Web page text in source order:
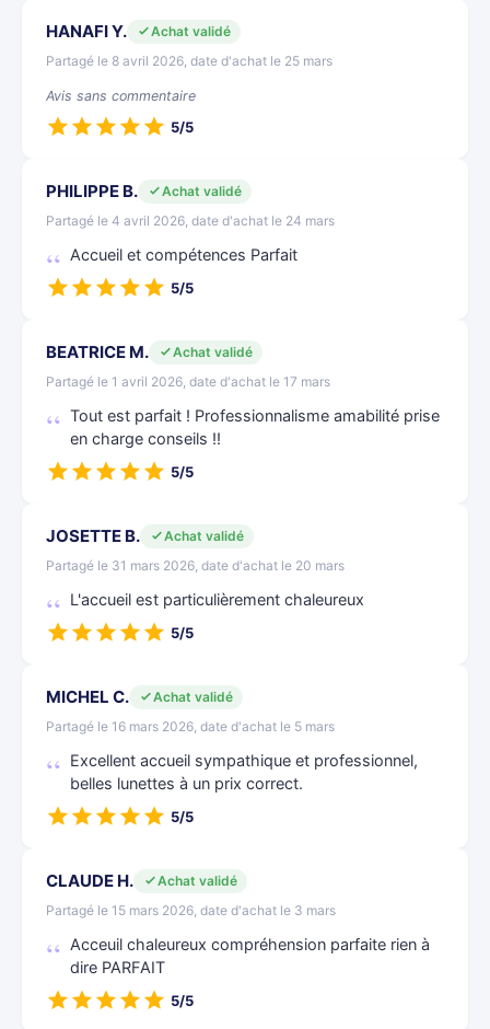
HANAFI Y.
Achat validé
Partagé le 8 avril 2026, date d'achat le 25 mars
Avis sans commentaire
5/5
PHILIPPE B.
Achat validé
Partagé le 4 avril 2026, date d'achat le 24 mars
Accueil et compétences Parfait
5/5
BEATRICE M.
Achat validé
Partagé le 1 avril 2026, date d'achat le 17 mars
Tout est parfait ! Professionnalisme amabilité prise
en charge conseils !!
5/5
JOSETTE B.
Achat validé
Partagé le 31 mars 2026, date d'achat le 20 mars
L'accueil est particulièrement chaleureux
5/5
MICHEL C.
Achat validé
Partagé le 16 mars 2026, date d'achat le 5 mars
Excellent accueil sympathique et professionnel,
belles lunettes à un prix correct.
5/5
CLAUDE H.
Achat validé
Partagé le 15 mars 2026, date d'achat le 3 mars
Acceuil chaleureux compréhension parfaite rien à
dire PARFAIT
5/5